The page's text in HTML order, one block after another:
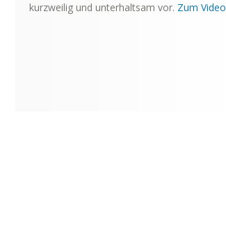
kurzweilig und unterhaltsam vor. Zum Video